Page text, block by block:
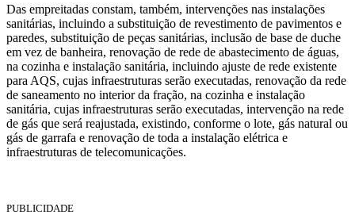
Das empreitadas constam, também, intervenções nas instalações
sanitárias, incluindo a substituição de revestimento de pavimentos e
paredes, substituição de peças sanitárias, inclusão de base de duche
em vez de banheira, renovação de rede de abastecimento de águas,
na cozinha e instalação sanitária, incluindo ajuste de rede existente
para AQS, cujas infraestruturas serão executadas, renovação da rede
de saneamento no interior da fração, na cozinha e instalação
sanitária, cujas infraestruturas serão executadas, intervenção na rede
de gás que será reajustada, existindo, conforme o lote, gás natural ou
gás de garrafa e renovação de toda a instalação elétrica e
infraestruturas de telecomunicações.
PUBLICIDADE